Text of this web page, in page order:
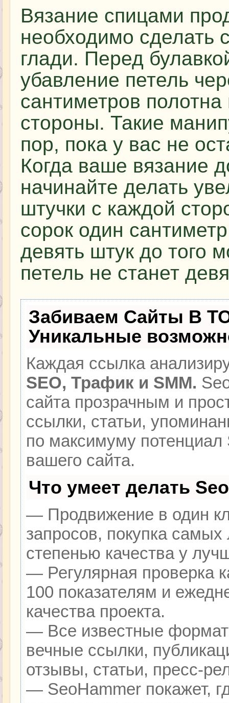
Вязание спицами
необходимо сделать
глади. Перед
убавление петель
сантиметров
стороны. Такие
пор, пока у вас не
Когда ваше вязание
начинайте делать
штучки с каждой
сорок один
девять штук до того
петель не станет
Забиваем Сайты В
Уникальные
Каждая ссылка
SEO, Трафик и SMM.
сайта прозрачным и
ссылки, статьи,
по максимуму
вашего сайта.
Что умеет делать
— Продвижение в один
запросов, покупка
степенью качества у
— Регулярная проверка
100 показателям и
качества проекта.
— Все известные
вечные ссылки,
отзывы, статьи, пресс-
— SeoHammer покажет,